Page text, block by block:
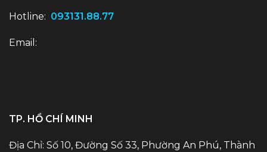
Hotline: 093131.88.77
Email:
TP. HỒ CHÍ MINH
Địa Chỉ: Số 10, Đường Số 33, Phường An Phú, Thành